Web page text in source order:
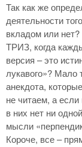
Так как же
деятельности
вкладом или
ТРИЗ, когда
версия – это
лукавого»? Мало
анекдота,
не читаем, а
в них нет ни
мысли
Короче, все –